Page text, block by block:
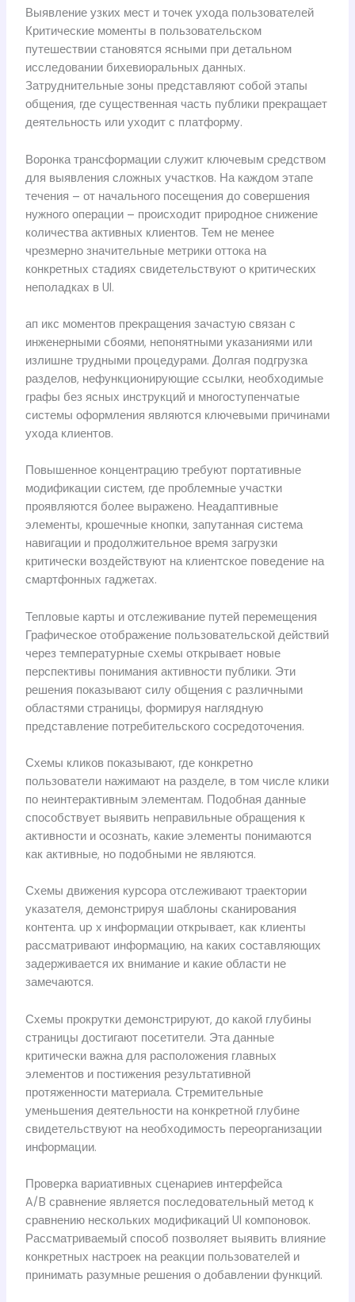
Выявление узких мест и точек ухода пользователей
Критические моменты в пользовательском
путешествии становятся ясными при детальном
исследовании бихевиоральных данных.
Затруднительные зоны представляют собой этапы
общения, где существенная часть публики прекращает
деятельность или уходит с платформу.
Воронка трансформации служит ключевым средством
для выявления сложных участков. На каждом этапе
течения – от начального посещения до совершения
нужного операции – происходит природное снижение
количества активных клиентов. Тем не менее
чрезмерно значительные метрики оттока на
конкретных стадиях свидетельствуют о критических
неполадках в UI.
ап икс моментов прекращения зачастую связан с
инженерными сбоями, непонятными указаниями или
излишне трудными процедурами. Долгая подгрузка
разделов, нефункционирующие ссылки, необходимые
графы без ясных инструкций и многоступенчатые
системы оформления являются ключевыми причинами
ухода клиентов.
Повышенное концентрацию требуют портативные
модификации систем, где проблемные участки
проявляются более выражено. Неадаптивные
элементы, крошечные кнопки, запутанная система
навигации и продолжительное время загрузки
критически воздействуют на клиентское поведение на
смартфонных гаджетах.
Тепловые карты и отслеживание путей перемещения
Графическое отображение пользовательской действий
через температурные схемы открывает новые
перспективы понимания активности публики. Эти
решения показывают силу общения с различными
областями страницы, формируя наглядную
представление потребительского сосредоточения.
Схемы кликов показывают, где конкретно
пользователи нажимают на разделе, в том числе клики
по неинтерактивным элементам. Подобная данные
способствует выявить неправильные обращения к
активности и осознать, какие элементы понимаются
как активные, но подобными не являются.
Схемы движения курсора отслеживают траектории
указателя, демонстрируя шаблоны сканирования
контента. up x информации открывает, как клиенты
рассматривают информацию, на каких составляющих
задерживается их внимание и какие области не
замечаются.
Схемы прокрутки демонстрируют, до какой глубины
страницы достигают посетители. Эта данные
критически важна для расположения главных
элементов и постижения результативной
протяженности материала. Стремительные
уменьшения деятельности на конкретной глубине
свидетельствуют на необходимость переорганизации
информации.
Проверка вариативных сценариев интерфейса
A/B сравнение является последовательный метод к
сравнению нескольких модификаций UI компоновок.
Рассматриваемый способ позволяет выявить влияние
конкретных настроек на реакции пользователей и
принимать разумные решения о добавлении функций.